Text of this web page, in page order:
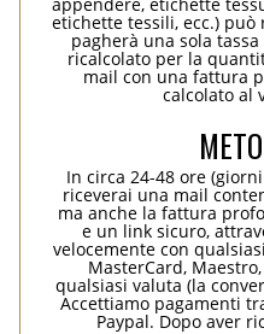
etichette tessili, ecc.)
pagherà una sola
ricalcolato per la
mail con una fattura
calcolato al
In circa 24-48 ore
riceverai una mail
ma anche la fattura
e un link sicuro,
velocemente con
MasterCard,
qualsiasi valuta (la
Accettiamo pagamenti
Paypal. Dopo aver